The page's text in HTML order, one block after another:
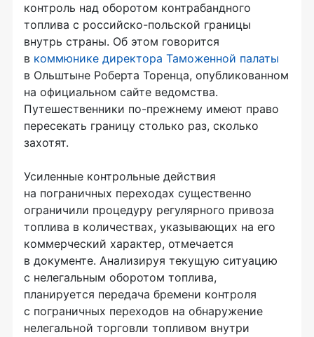
контроль над оборотом контрабандного
топлива с российско-польской границы
внутрь страны. Об этом говорится
в коммюнике директора Таможенной палаты
в Ольштыне Роберта Торенца, опубликованном
на официальном сайте ведомства.
Путешественники по-прежнему имеют право
пересекать границу столько раз, сколько
захотят.
Усиленные контрольные действия
на пограничных переходах существенно
ограничили процедуру регулярного привоза
топлива в количествах, указывающих на его
коммерческий характер, отмечается
в документе. Анализируя текущую ситуацию
с нелегальным оборотом топлива,
планируется передача бремени контроля
с пограничных переходов на обнаружение
нелегальной торговли топливом внутри